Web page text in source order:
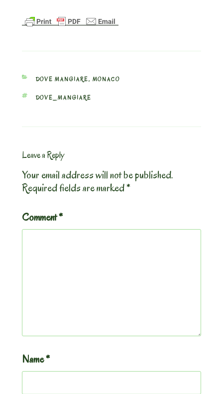
CATEGORIES
DOVE MANGIARE, MONACO
TAGS
DOVE_MANGIARE
Leave a Reply
Your email address will not be published.
Required fields are marked*
Comment*
Name*